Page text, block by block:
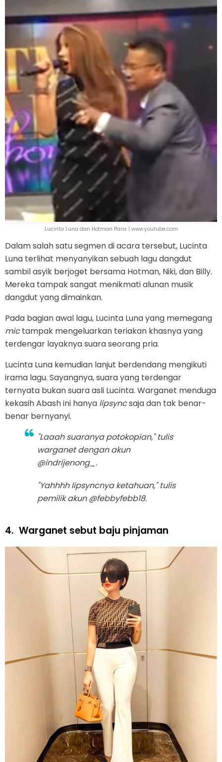
Lucinta Luna dan Hotman Paris | www.youtube.com
Dalam salah satu segmen di acara tersebut, Lucinta
Luna terlihat menyanyikan sebuah lagu dangdut
sambil asyik berjoget bersama Hotman, Niki, dan Billy.
Mereka tampak sangat menikmati alunan musik
dangdut yang dimainkan.
Pada bagian awal lagu, Lucinta Luna yang memegang
mictampak mengeluarkan teriakan khasnya yang
terdengar layaknya suara seorang pria.
Lucinta Luna kemudian lanjut berdendang mengikuti
irama lagu. Sayangnya, suara yang terdengar
ternyata bukan suara asli Lucinta. Warganet menduga
kekasih Abash ini hanya lipsyncsaja dan tak benar-
benar bernyanyi.
"Laaah suaranya potokopian," tulis
warganet dengan akun
@indrijenong_.
"Yahhhhlipsyncnya ketahuan," tulis
pemilik akun @febbyfebb18.
4. Warganet sebut baju pinjaman